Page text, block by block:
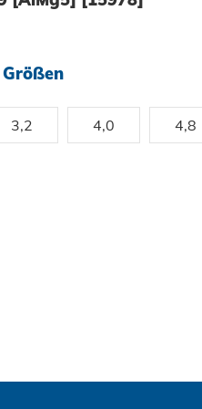
- Das System
3,2 4,0 4,8